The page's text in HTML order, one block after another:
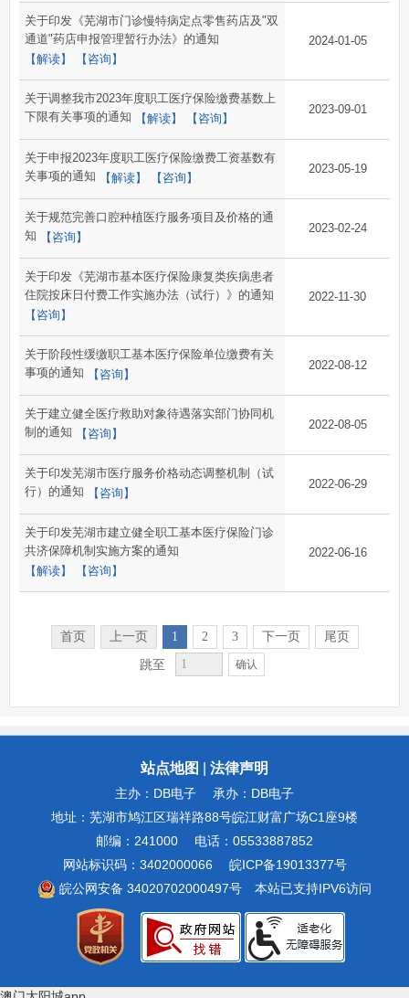
关于印发《芜湖市门诊慢特病定点零售药店及"双
通道"药店申报管理暂行办法》的通知
【解读】
【咨询】
2024-01-05
关于调整我市2023年度职工医疗保险缴费基数上
下限有关事项的通知
【解读】 【咨询】
2023-09-01
关于申报2023年度职工医疗保险缴费工资基数有
关事项的通知
【解读】 【咨询】
2023-05-19
关于规范完善口腔种植医疗服务项目及价格的通
知
【咨询】
2023-02-24
关于印发《芜湖市基本医疗保险康复类疾病患者
住院按床日付费工作实施办法（试行）》的通知
【咨询】
2022-11-30
关于阶段性缓缴职工基本医疗保险单位缴费有关
事项的通知
【咨询】
2022-08-12
关于建立健全医疗救助对象待遇落实部门协同机
制的通知
【咨询】
2022-08-05
关于印发芜湖市医疗服务价格动态调整机制（试
行）的通知
【咨询】
2022-06-29
关于印发芜湖市建立健全职工基本医疗保险门诊
共济保障机制实施方案的通知
【解读】
【咨询】
2022-06-16
首页 上一页 1 2 3 下一页 尾页
跳至 确认
站点地图 法律声明
主办：DB电子
承办：DB电子
地址：芜湖市鸠江区瑞祥路88号皖江财富广场C1座9楼
邮编：241000
电话：05533887852
网站标识码：3402000066
皖ICP备19013377号
皖公网安备 34020702000497号
本站已支持IPV6访问